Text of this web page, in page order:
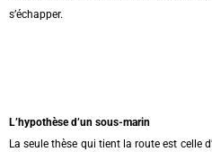
s’échapper.
L’hypothèse d’un sous-marin
La seule thèse qui tient la route est celle